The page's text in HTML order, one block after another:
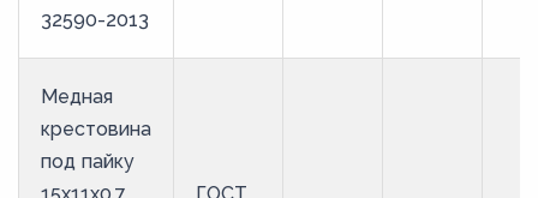
32590-2013
Медная
крестовина
под пайку